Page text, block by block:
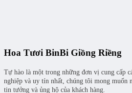
Hoa Tươi BinBi Giồng Riềng
Tự hào là một trong những đơn vị cung cấp
nghiệp và uy tín nhất, chúng tôi mong muốn
tin tưởng và ủng hộ của khách hàng.